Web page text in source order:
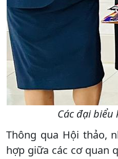
Các đại
Thông qua Hội thảo,
hợp giữa các cơ quan